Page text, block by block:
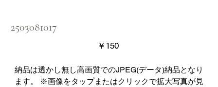
2503081017
価
格
￥150
納品は透かし無し高画質でのJPEG(データ)納品となり
ます。 ※画像をタップまたはクリックで拡大写真が見